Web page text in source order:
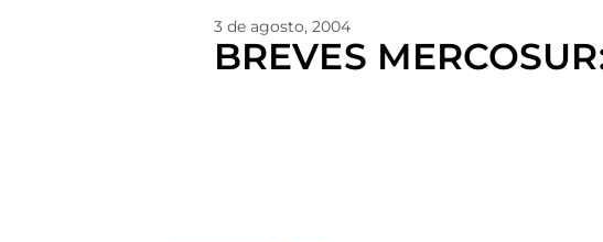
3 de agosto, 2004
BREVES